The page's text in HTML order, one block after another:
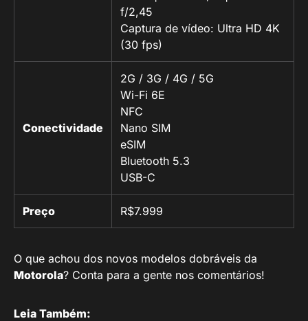
f/2,45
Captura de vídeo: Ultra HD 4K
(30 fps)
Conectividade
2G / 3G / 4G / 5G
Wi-Fi 6E
NFC
Nano SIM
eSIM
Bluetooth 5.3
USB-C
Preço R$7.999
O que achou dos novos modelos dobráveis da
Motorola? Conta para a gente nos comentários!
Leia Também: